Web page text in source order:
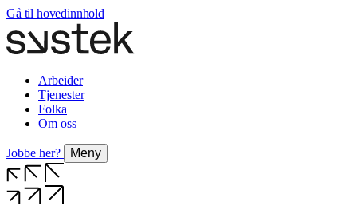
Gå til hovedinnhold
Arbeider
Tjenester
Folka
Om oss
Jobbe her? Meny